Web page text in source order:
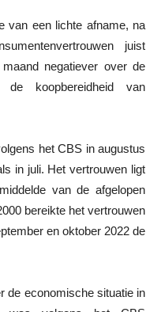
van een lichte afname, na
juist
negatiever over de
koopbereidheid van
het CBS in augustus
in juli. Het vertrouwen ligt
van de afgelopen
bereikte het vertrouwen
en oktober 2022 de
de economische situatie in